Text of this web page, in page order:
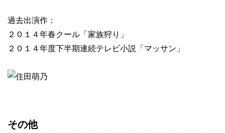
過去出演作：
２０１４年春クール「家族狩り」
２０１４年度下半期連続テレビ小説「マッサン」
その他